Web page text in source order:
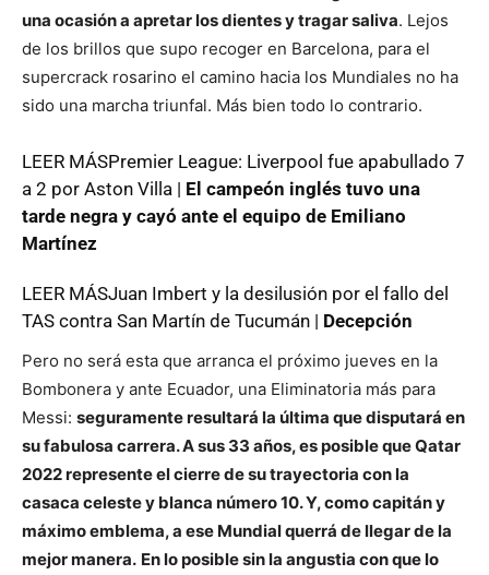
una ocasión a apretar los dientes y tragar saliva. Lejos
de los brillos que supo recoger en Barcelona, para el
supercrack rosarino el camino hacia los Mundiales no ha
sido una marcha triunfal. Más bien todo lo contrario.
LEER MÁSPremier League: Liverpool fue apabullado 7
a 2 por Aston Villa | El campeón inglés tuvo una
tarde negra y cayó ante el equipo de Emiliano
Martínez
LEER MÁSJuan Imbert y la desilusión por el fallo del
TAS contra San Martín de Tucumán | Decepción
Pero no será esta que arranca el próximo jueves en la
Bombonera y ante Ecuador, una Eliminatoria más para
Messi: seguramente resultará la última que disputará en
su fabulosa carrera. A sus 33 años, es posible que Qatar
2022 represente el cierre de su trayectoria con la
casaca celeste y blanca número 10. Y, como capitán y
máximo emblema, a ese Mundial querrá de llegar de la
mejor manera. En lo posible sin la angustia con que lo